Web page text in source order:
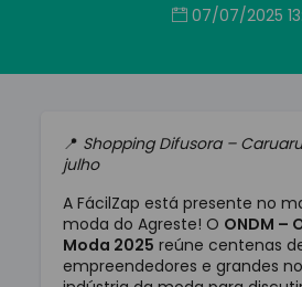
07/07/2025
📍 Shopping Difusora –
julho
A FácilZap está presente no
moda do Agreste! O ONDM –
Moda 2025 reúne centenas
empreendedores e grandes